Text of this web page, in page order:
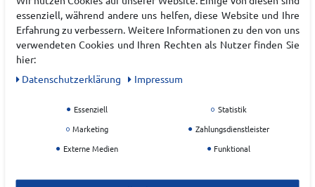
Laufschuh Eigenschaften
essenziell, während andere uns helfen, diese Website und Ihre
Erfahrung zu verbessern. Weitere Informationen zu den von uns
verwendeten Cookies und Ihren Rechten als Nutzer finden Sie
hier:
Daten­schutz­erklärung
Impressum
Essenziell
Statistik
Marketing
Zahlungsdienstleister
Externe Medien
Funktional